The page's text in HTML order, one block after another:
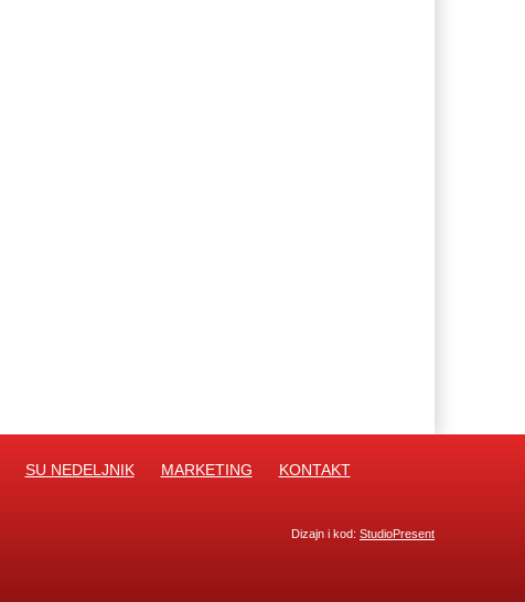
SU NEDELJNIK MARKETING KONTAKT
Dizajn i kod: StudioPresent